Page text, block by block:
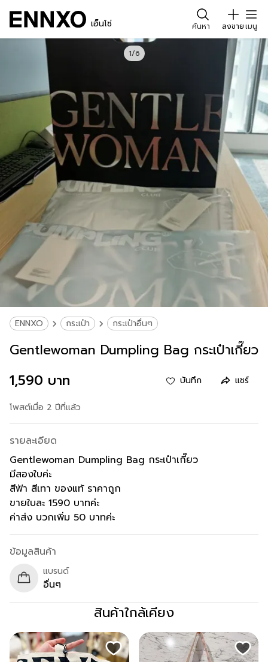
เอ็นโซ่ ค้นหา ลงขายเมนู
1/6
ENNXO กระเป๋า กระเป๋าอื่นๆ
Gentlewoman Dumpling Bag กระเป๋าเกี๊ยว
1,590 บาท
บันทึก แชร์
โพสต์เมื่อ 2 ปีที่แล้ว
รายละเอียด
Gentlewoman Dumpling Bag กระเป๋าเกี๊ยว
มีสองใบค่ะ
สีฟ้า สีเทา ของแท้ ราคาถูก
ขายใบละ 1590 บาทค่ะ
ค่าส่ง บวกเพิ่ม 50 บาทค่ะ
ข้อมูลสินค้า
แบรนด์
อื่นๆ
สินค้าใกล้เคียง